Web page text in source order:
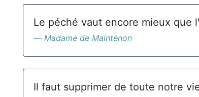
Le péché vaut encore mieux que
Madame de Maintenon
Il faut supprimer de toute notre